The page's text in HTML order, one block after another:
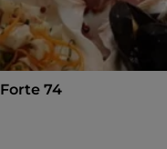
Forte 74